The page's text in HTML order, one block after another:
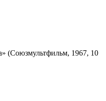
(Союзмультфильм, 1967, 10